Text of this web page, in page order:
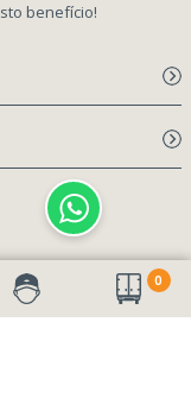
0
benefício!